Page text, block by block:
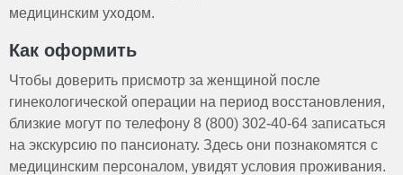
медицинским уходом.
Как оформить
Чтобы доверить присмотр за женщиной после
гинекологической операции на период восстановления,
близкие могут по телефону 8 (800) 302-40-64 записаться
на экскурсию по пансионату. Здесь они познакомятся с
медицинским персоналом, увидят условия проживания.